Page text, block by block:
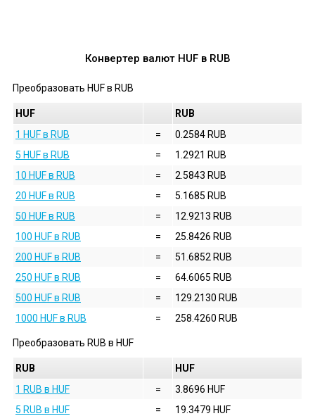
Конвертер валют HUFв RUB
Преобразовать HUFв RUB
HUF
RUB
1 HUF в RUB
=
0.2584 RUB
5 HUF в RUB
=
1.2921 RUB
10 HUF в RUB
=
2.5843 RUB
20 HUF в RUB
=
5.1685 RUB
50 HUF в RUB
=
12.9213 RUB
100 HUF в RUB
=
25.8426 RUB
200 HUF в RUB
=
51.6852 RUB
250 HUF в RUB
=
64.6065 RUB
500 HUF в RUB
=
129.2130 RUB
1000 HUF в RUB
= 258.4260 RUB
Преобразовать RUB в HUF
RUB
HUF
1 RUB в HUF
=
3.8696 HUF
5 RUB в HUF
=
19.3479 HUF